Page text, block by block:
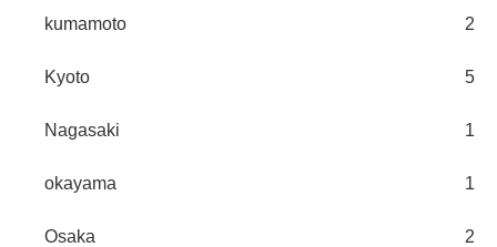
kumamoto 2
Kyoto 5
Nagasaki 1
okayama 1
Osaka 2